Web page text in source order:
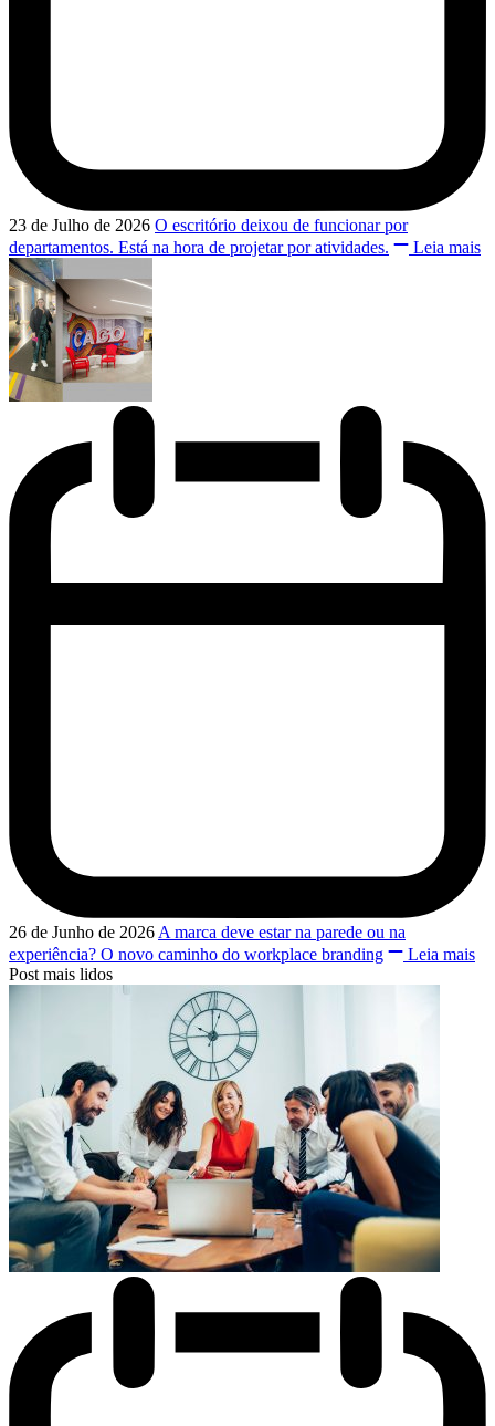
23 de Julho de 2026 O escritório deixou de funcionar por
departamentos. Está na hora de projetar por atividades.
Leia mais
26 de Junho de 2026 A marca deve estar na parede ou na
experiência? O novo caminho do workplace branding
Leia mais
Post mais lidos